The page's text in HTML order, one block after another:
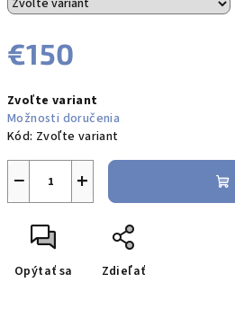
€150
cena:
Zvoľte variant
Možnosti doručenia
Kód: Zvoľte variant
+
−
Opýtať sa Zdieľať